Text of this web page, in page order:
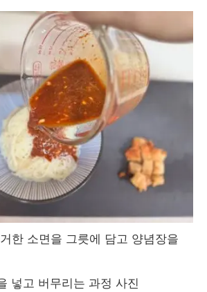
한 소면을 그릇에 담고 양념장을